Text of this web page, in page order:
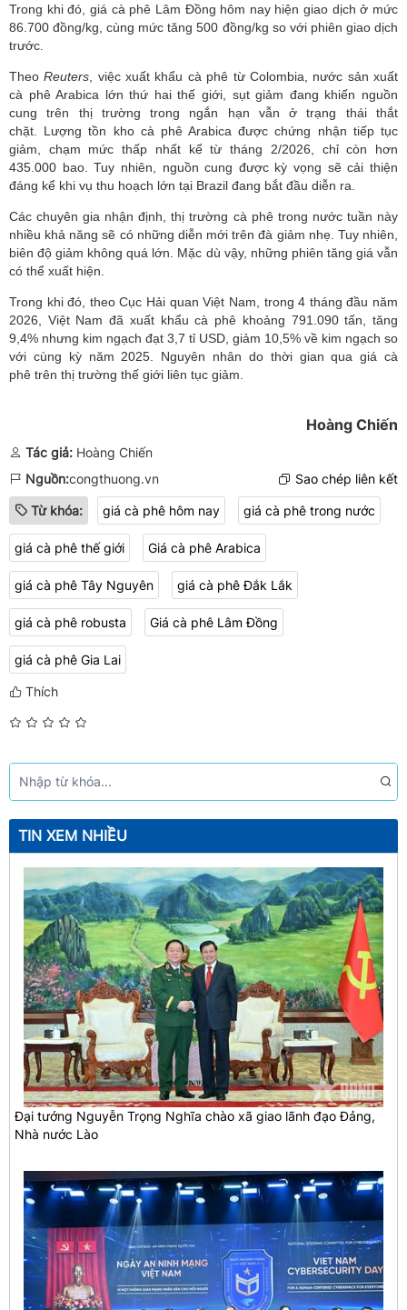
Trong khi đó, giá cà phê Lâm Đồng hôm nay hiện giao dịch ở mức
86.700 đồng/kg, cùng mức tăng 500 đồng/kg so với phiên giao dịch
trước.
TheoReuters , việc xuất khẩu cà phê từ Colombia, nước sản xuất
cà phê Arabica lớn thứ hai thế giới, sụt giảm đang khiến nguồn
cung trên thị trường trong ngắn hạn vẫn ở trạng thái thắt
chặt. Lượng tồn kho cà phê Arabica được chứng nhận tiếp tục
giảm, chạm mức thấp nhất kể từ tháng 2/2026, chỉ còn hơn
435.000 bao. Tuy nhiên, nguồn cung được kỳ vọng sẽ cải thiện
đáng kể khi vụ thu hoạch lớn tại Brazil đang bắt đầu diễn ra.
Các chuyên gia nhận định, thị trường cà phê trong nước tuần này
nhiều khả năng sẽ có những diễn mới trên đà giảm nhẹ. Tuy nhiên,
biên độ giảm không quá lớn. Mặc dù vậy, những phiên tăng giá vẫn
có thể xuất hiện.
Trong khi đó, theo Cục Hải quan Việt Nam, trong 4 tháng đầu năm
2026, Việt Nam đã xuất khẩu cà phê khoảng 791.090 tấn, tăng
9,4% nhưng kim ngạch đạt 3,7 tỉ USD, giảm 10,5% về kim ngạch so
với cùng kỳ năm 2025. Nguyên nhân do thời gian qua giá cà
phê trên thị trường thế giới liên tục giảm.
Hoàng Chiến
Tác giả: Hoàng Chiến
Nguồn:congthuong.vn Sao chép liên kết
Từ khóa: giá cà phê hôm nay giá cà phê trong nước
giá cà phê thế giới Giá cà phê Arabica
giá cà phê Tây Nguyên giá cà phê Đắk Lắk
giá cà phê robusta Giá cà phê Lâm Đồng
giá cà phê Gia Lai
Thích
TIN XEM NHIỀU
Đại tướng Nguyễn Trọng Nghĩa chào xã giao lãnh đạo Đảng,
Nhà nước Lào